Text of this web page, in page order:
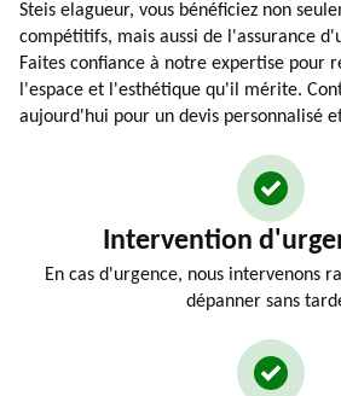
Steis elagueur, vous bénéficiez non
compétitifs, mais aussi de l'assurance
Faites confiance à notre expertise pour
l'espace et l'esthétique qu'il mérite.
aujourd'hui pour un devis personnalisé
Intervention
En cas d'urgence, nous intervenons
dépanner sans